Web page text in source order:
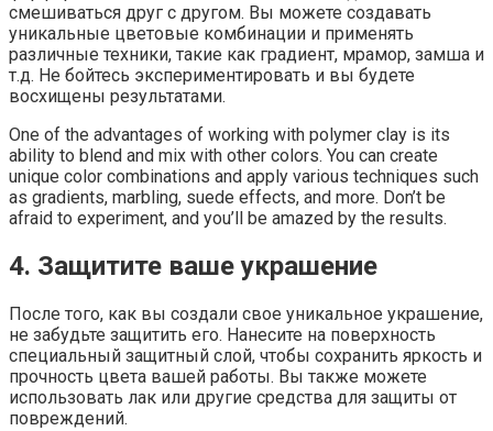
смешиваться друг с другом. Вы можете создавать
уникальные цветовые комбинации и применять
различные техники, такие как градиент, мрамор, замша и
т.д. Не бойтесь экспериментировать и вы будете
восхищены результатами.
One of the advantages of working with polymer clay is its
ability to blend and mix with other colors. You can create
unique color combinations and apply various techniques such
as gradients, marbling, suede effects, and more. Don’t be
afraid to experiment, and you’ll be amazed by the results.
4. Защитите ваше украшение
После того, как вы создали свое уникальное украшение,
не забудьте защитить его. Нанесите на поверхность
специальный защитный слой, чтобы сохранить яркость и
прочность цвета вашей работы. Вы также можете
использовать лак или другие средства для защиты от
повреждений.